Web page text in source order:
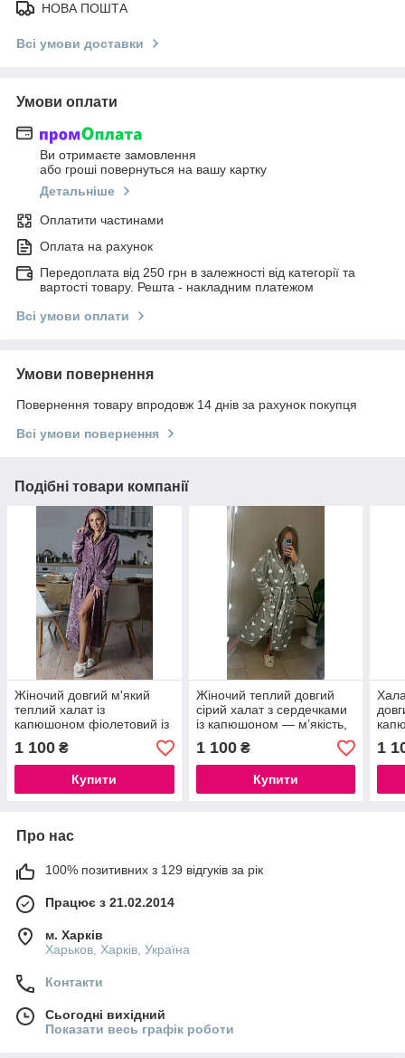
НОВА ПОШТА
Всі умови доставки
Умови оплати
Ви отримаєте замовлення
або гроші повернуться на вашу картку
Детальніше
Оплатити частинами
Оплата на рахунок
Передоплата від 250 грн в залежності від категорії та
вартості товару. Решта - накладним платежом
Всі умови оплати
Умови повернення
Повернення товару впродовж 14 днів за рахунок покупця
Всі умови повернення
Подібні товари компанії
Жіночий довгий м'який
теплий халат із
капюшоном фіолетовий із
трояндами на запах із
поясом
1 100 ₴
Купити
Жіночий теплий довгий
сірий халат з сердечками
із капюшоном — м’якість,
що хочеться носити
щодня
1 100₴
Купити
1
Про нас
100% позитивних з 129 відгуків за рік
Працює з 21.02.2014
м. Харків
Харьков, Харків, Україна
Контакти
Сьогодні вихідний
Показати весь графік роботи